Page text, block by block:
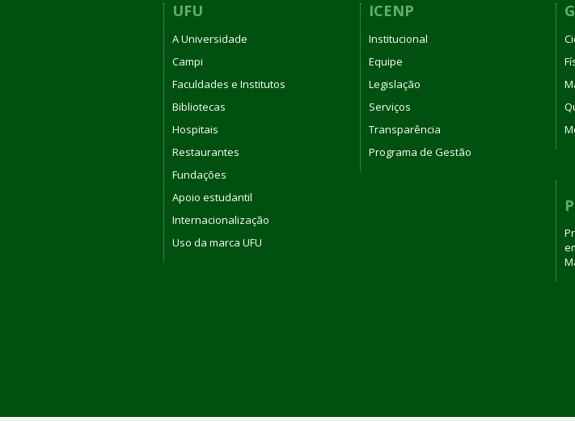
UFU
A Universidade
Campi
Faculdades e Institutos
Bibliotecas
Hospitais
Restaurantes
Fundações
Apoio estudantil
Internacionalização
Uso da marca UFU
ICENP
Institucional
Equipe
Legislação
Serviços
Transparência
Programa de Gestão